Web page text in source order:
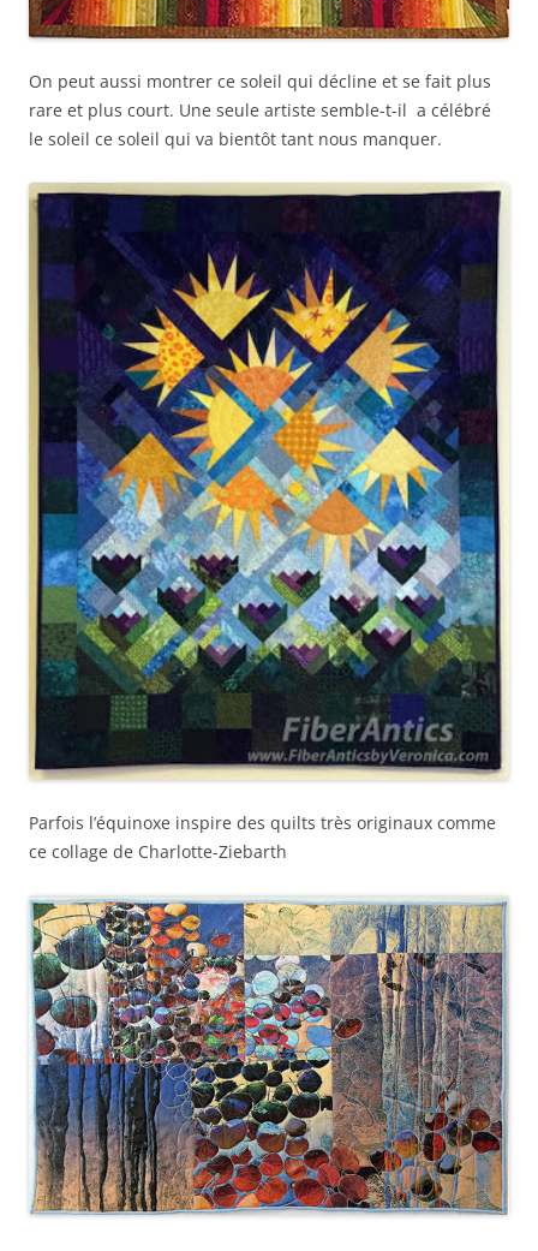
On peut aussi montrer ce soleil qui décline et se fait plus
rare et plus court. Une seule artiste semble-t-il a célébré
le soleil ce soleil qui va bientôt tant nous manquer.
Parfois l’équinoxe inspire des quilts très originaux comme
ce collage de Charlotte-Ziebarth